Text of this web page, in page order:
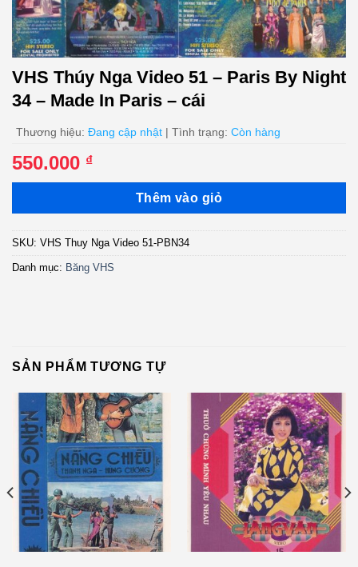
VHS Thúy Nga Video 51 – Paris By Night
34 – Made In Paris – cái
Thương hiệu: Đang cập nhật | Tình trạng: Còn hàng
550.000 ₫
Thêm vào giỏ
SKU: VHS Thuy Nga Video 51-PBN34
Danh mục: Băng VHS
SẢN PHẨM TƯƠNG TỰ